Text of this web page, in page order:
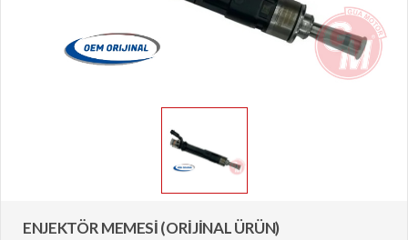
ENJEKTÖR MEMESİ (ORİJİNAL ÜRÜN)